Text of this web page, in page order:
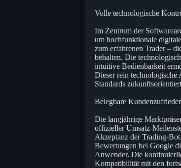
Volle technologische
Im Zentrum der
um hochfunktionale
zum erfahrenen Trader –
behalten. Die
intuitive Bedienbarkeit
Dieser rein technologische
Standards
Belegbare
Die langjährige
offizieller Umsatz-
Akzeptanz der Trading-
Bewertungen bei Google
Anwender. Die
Kompatibilität mit den